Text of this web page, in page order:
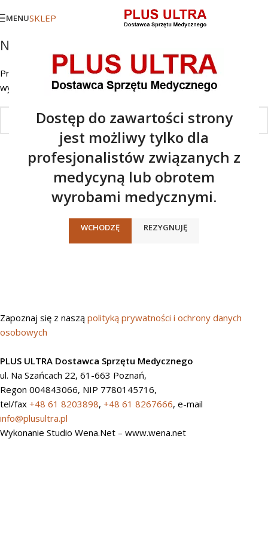
Dostęp do zawartości strony
jest możliwy tylko dla
profesjonalistów związanych z
medycyną lub obrotem
wyrobami medycznymi.
WCHODZĘ REZYGNUJĘ
MENUSKLEP
Nic nie znaleziono
Przepraszamy, ale nie znaleziono wyników. Być może
wyszukiwanie pomoże znaleźć wpis.
Zapoznaj się z naszą polityką prywatności i ochrony danych
osobowych
PLUS ULTRA Dostawca Sprzętu Medycznego
ul. Na Szańcach 22, 61-663 Poznań,
Regon 004843066, NIP 7780145716,
tel/fax +48 61 8203898, +48 61 8267666, e-mail
info@plusultra.pl
Wykonanie Studio Wena.Net – www.wena.net